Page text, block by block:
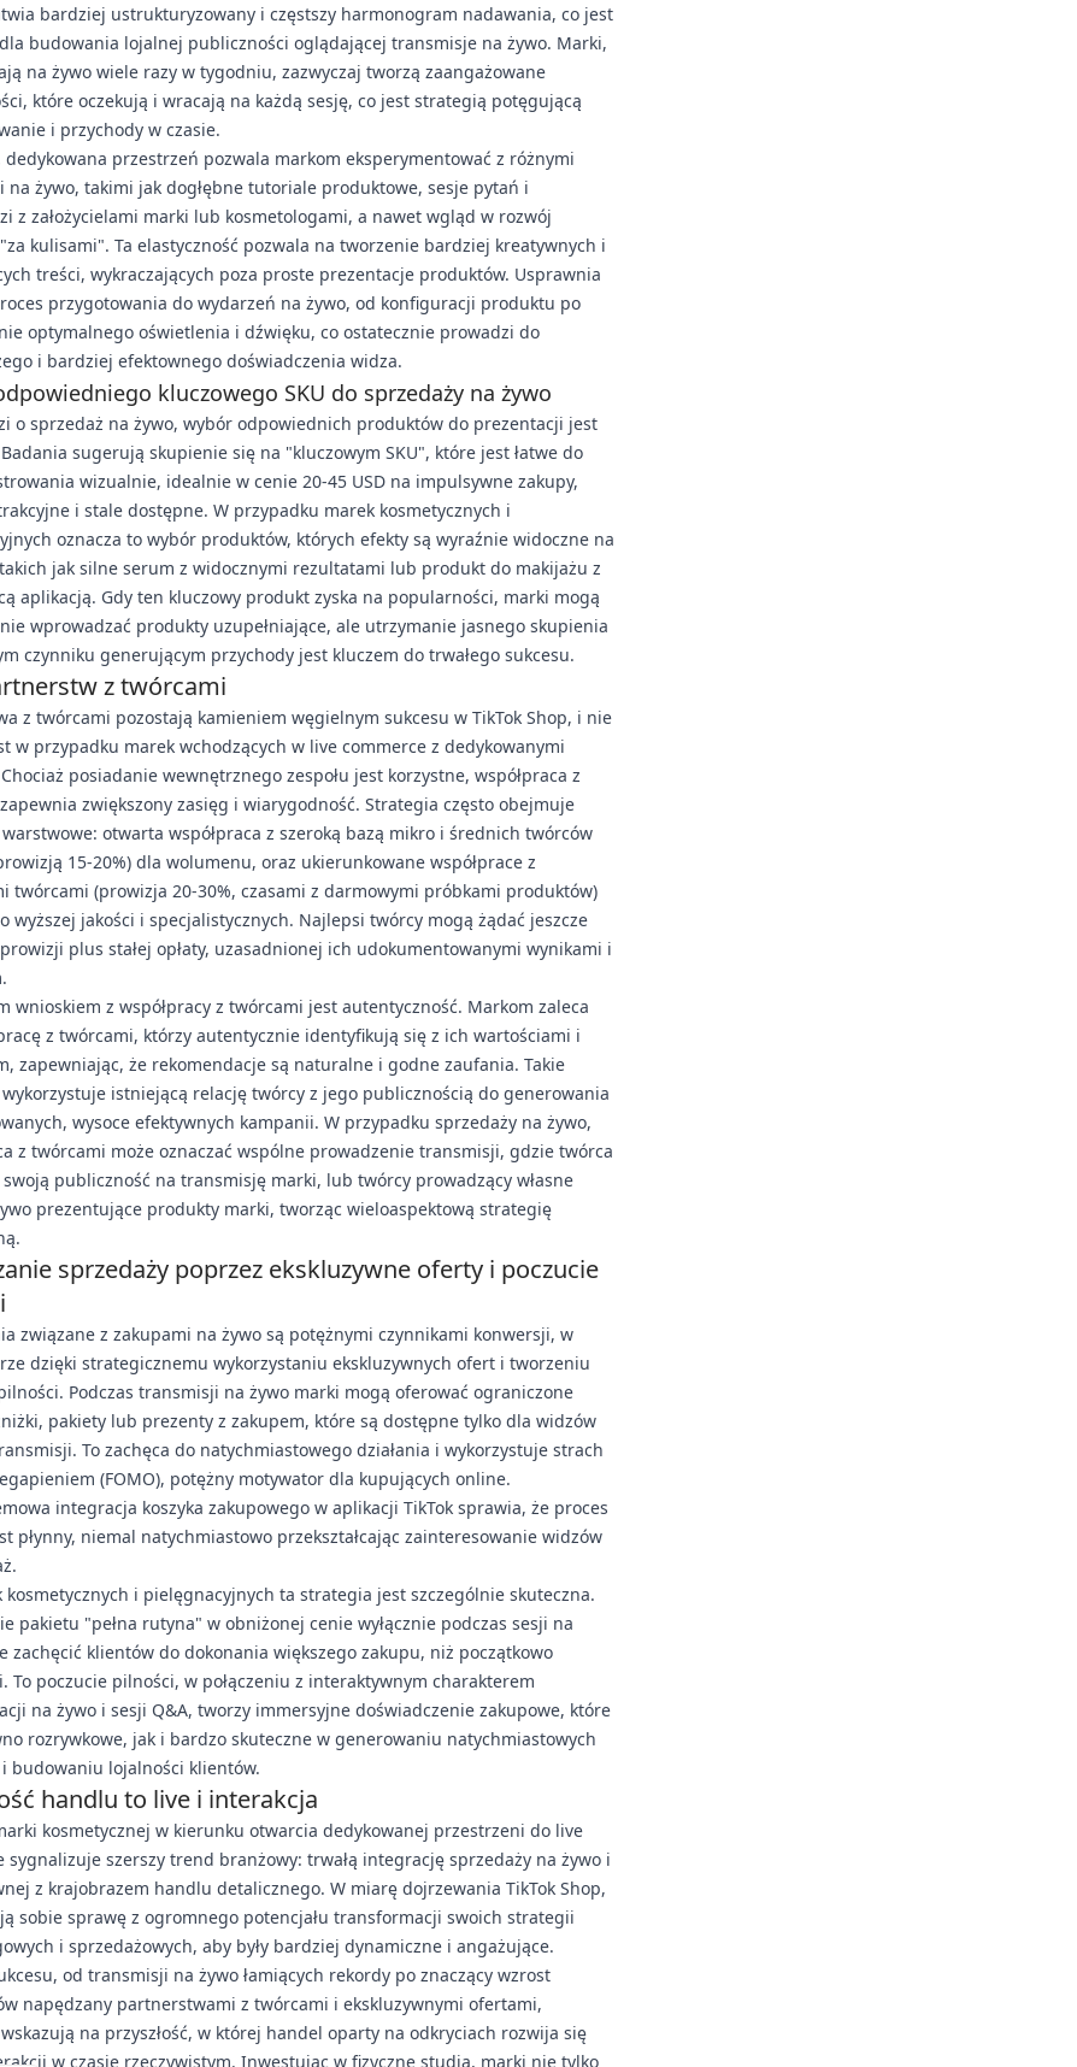
bardziej ustrukturyzowany i częstszy harmonogram nadawania, co jest
budowania lojalnej publiczności oglądającej transmisje na żywo. Marki,
na żywo wiele razy w tygodniu, zazwyczaj tworzą zaangażowane
które oczekują i wracają na każdą sesję, co jest strategią potęgującą
i przychody w czasie.
dedykowana przestrzeń pozwala markom eksperymentować z różnymi
na żywo, takimi jak dogłębne tutoriale produktowe, sesje pytań i
z założycielami marki lub kosmetologami, a nawet wgląd w rozwój
kulisami". Ta elastyczność pozwala na tworzenie bardziej kreatywnych i
treści, wykraczających poza proste prezentacje produktów. Usprawnia
przygotowania do wydarzeń na żywo, od konfiguracji produktu po
optymalnego oświetlenia i dźwięku, co ostatecznie prowadzi do
i bardziej efektownego doświadczenia widza.
kluczowego SKU do sprzedaży na żywo
o sprzedaż na żywo, wybór odpowiednich produktów do prezentacji jest
sugerują skupienie się na "kluczowym SKU", które jest łatwe do
wizualnie, idealnie w cenie 20-45 USD na impulsywne zakupy,
i stale dostępne. W przypadku marek kosmetycznych i
oznacza to wybór produktów, których efekty są wyraźnie widoczne na
jak silne serum z widocznymi rezultatami lub produkt do makijażu z
aplikacją. Gdy ten kluczowy produkt zyska na popularności, marki mogą
wprowadzać produkty uzupełniające, ale utrzymanie jasnego skupienia
czynniku generującym przychody jest kluczem do trwałego sukcesu.
z twórcami
z twórcami pozostają kamieniem węgielnym sukcesu w TikTok Shop, i nie
w przypadku marek wchodzących w live commerce z dedykowanymi
posiadanie wewnętrznego zespołu jest korzystne, współpraca z
zwiększony zasięg i wiarygodność. Strategia często obejmuje
otwarta współpraca z szeroką bazą mikro i średnich twórców
15-20%) dla wolumenu, oraz ukierunkowane współprace z
twórcami (prowizja 20-30%, czasami z darmowymi próbkami produktów)
wyższej jakości i specjalistycznych. Najlepsi twórcy mogą żądać jeszcze
plus stałej opłaty, uzasadnionej ich udokumentowanymi wynikami i
wnioskiem z współpracy z twórcami jest autentyczność. Markom zaleca
z twórcami, którzy autentycznie identyfikują się z ich wartościami i
zapewniając, że rekomendacje są naturalne i godne zaufania. Takie
istniejącą relację twórcy z jego publicznością do generowania
wysoce efektywnych kampanii. W przypadku sprzedaży na żywo,
z twórcami może oznaczać wspólne prowadzenie transmisji, gdzie twórca
publiczność na transmisję marki, lub twórcy prowadzący własne
prezentujące produkty marki, tworząc wieloaspektową strategię
sprzedaży poprzez ekskluzywne oferty i poczucie
związane z zakupami na żywo są potężnymi czynnikami konwersji, w
dzięki strategicznemu wykorzystaniu ekskluzywnych ofert i tworzeniu
Podczas transmisji na żywo marki mogą oferować ograniczone
pakiety lub prezenty z zakupem, które są dostępne tylko dla widzów
To zachęca do natychmiastowego działania i wykorzystuje strach
(FOMO), potężny motywator dla kupujących online.
integracja koszyka zakupowego w aplikacji TikTok sprawia, że proces
płynny, niemal natychmiastowo przekształcając zainteresowanie widzów
kosmetycznych i pielęgnacyjnych ta strategia jest szczególnie skuteczna.
pakietu "pełna rutyna" w obniżonej cenie wyłącznie podczas sesji na
zachęcić klientów do dokonania większego zakupu, niż początkowo
To poczucie pilności, w połączeniu z interaktywnym charakterem
na żywo i sesji Q&A, tworzy immersyjne doświadczenie zakupowe, które
rozrywkowe, jak i bardzo skuteczne w generowaniu natychmiastowych
budowaniu lojalności klientów.
handlu to live i interakcja
kosmetycznej w kierunku otwarcia dedykowanej przestrzeni do live
sygnalizuje szerszy trend branżowy: trwałą integrację sprzedaży na żywo i
z krajobrazem handlu detalicznego. W miarę dojrzewania TikTok Shop,
sobie sprawę z ogromnego potencjału transformacji swoich strategii
i sprzedażowych, aby były bardziej dynamiczne i angażujące.
od transmisji na żywo łamiących rekordy po znaczący wzrost
napędzany partnerstwami z twórcami i ekskluzywnymi ofertami,
na przyszłość, w której handel oparty na odkryciach rozwija się
w czasie rzeczywistym. Inwestując w fizyczne studia, marki nie tylko